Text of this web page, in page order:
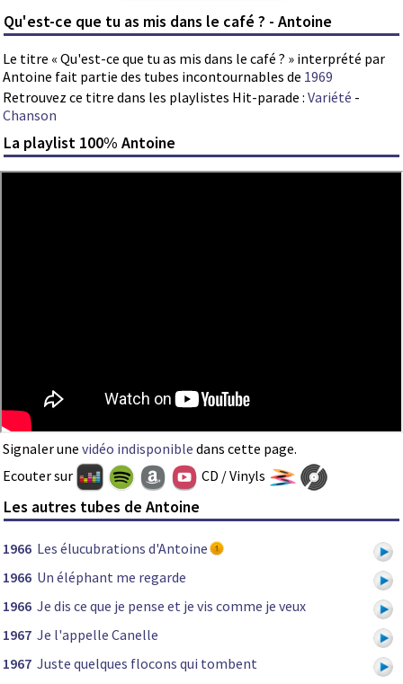
Qu'est-ce que tu as mis dans le café ? - Antoine
Le titre « Qu'est-ce que tu as mis dans le café ? » interprété par
Antoine fait partie des tubes incontournables de 1969
Retrouvez ce titre dans les playlistes Hit-parade : Variété -
Chanson
La playlist 100% Antoine
Signaler une vidéo indisponible dans cette page.
Ecouter sur
CD / Vinyls
Les autres tubes de Antoine
1966 Les élucubrations d'Antoine
1966 Un éléphant me regarde
1966 Je dis ce que je pense et je vis comme je veux
1967 Je l'appelle Canelle
1967 Juste quelques flocons qui tombent